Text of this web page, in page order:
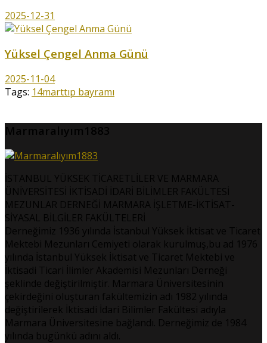
2025-12-31
Yüksel Çengel Anma Günü
2025-11-04
Tags: 14marttıp bayramı
Marmaralıyım1883
İSTANBUL YÜKSEK TİCARETLİLER VE MARMARA
ÜNİVERSİTESİ İKTİSADİ İDARİ BİLİMLER FAKÜLTESİ
MEZUNLAR DERNEĞİ MARMARA İŞLETME-İKTİSAT-
SİYASAL BİLGİLER FAKÜLTELERİ
Derneğimiz 1936 yılında İstanbul Yüksek İktisat ve Ticaret
Mektebi Mezunları Cemiyeti olarak kurulmuş,bu ad 1976
yılında İstanbul Yüksek İktisat ve Ticaret Mektebi ve
İktisadi Ticari İlimler Akademisi Mezunları Derneği
şeklinde değiştirilmiştir. Marmara Üniversitesinin
çekirdeğini oluşturan fakültemizin adı 1982 yılında
değiştirilerek İktisadi İdari Bilimler Fakültesi adıyla
Marmara Üniversitesine bağlandı. Derneğimiz de 1984
yılında bugünkü adını aldı.